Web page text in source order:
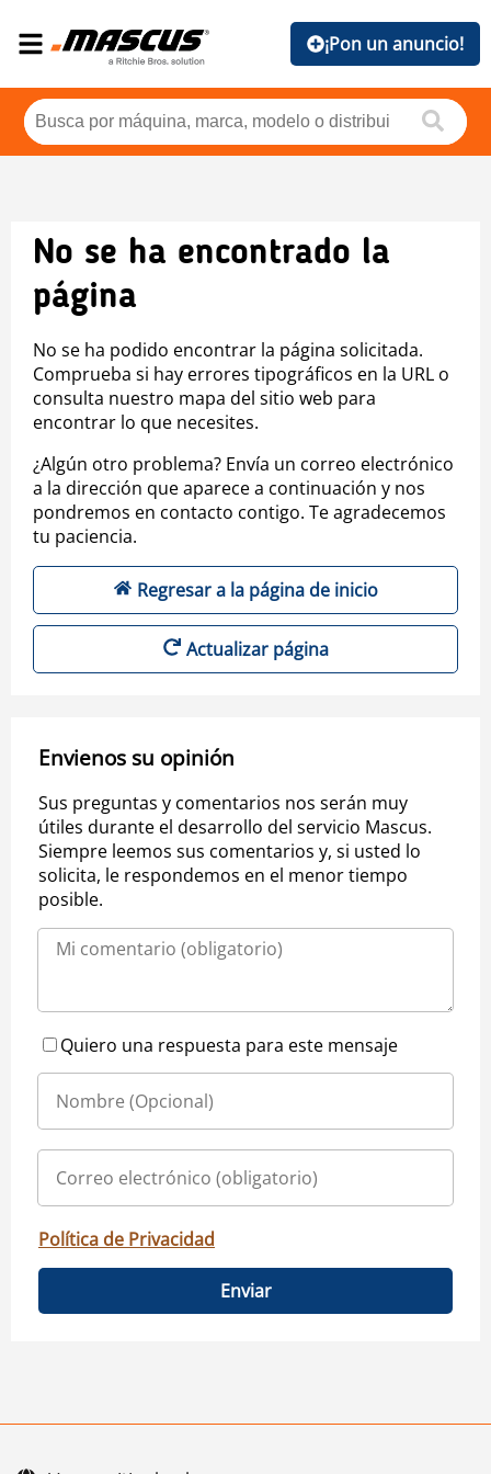
¡Pon un anuncio!
No se ha encontrado la
página
No se ha podido encontrar la página solicitada.
Comprueba si hay errores tipográficos en la URL o
consulta nuestro mapa del sitio web para
encontrar lo que necesites.
¿Algún otro problema? Envía un correo electrónico
a la dirección que aparece a continuación y nos
pondremos en contacto contigo. Te agradecemos
tu paciencia.
Regresar a la página de inicio
Actualizar página
Envienos su opinión
Sus preguntas y comentarios nos serán muy
útiles durante el desarrollo del servicio Mascus.
Siempre leemos sus comentarios y, si usted lo
solicita, le respondemos en el menor tiempo
posible.
Quiero una respuesta para este mensaje
Política de Privacidad
Enviar